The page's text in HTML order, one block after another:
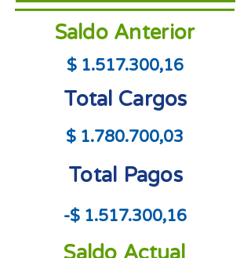
Saldo Anterior
$ 1.517.300,16
Total Cargos
$ 1.780.700,03
Total Pagos
-$ 1.517.300,16
Saldo Actual